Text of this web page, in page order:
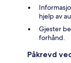
hjelp av
Gjester
forhånd.
Påkrevd